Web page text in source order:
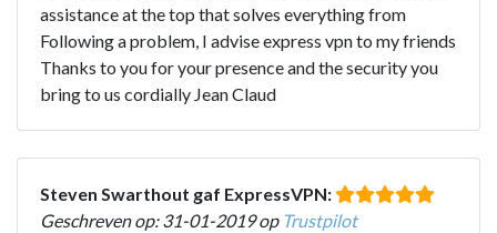
assistance at the top that solves everything from
Following a problem, I advise express vpn to my friends
Thanks to you for your presence and the security you
bring to us cordially Jean Claud
Steven Swarthout gaf ExpressVPN:
Geschreven op: 31-01-2019 op Trustpilot